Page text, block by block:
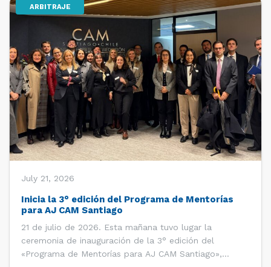
[…]ARBITRAJE
July 21, 2026
Inicia la 3° edición del Programa de Mentorías
para AJ CAM Santiago
21 de julio de 2026. Esta mañana tuvo lugar la
ceremonia de inauguración de la 3° edición del
«Programa de Mentorías para AJ CAM Santiago»,